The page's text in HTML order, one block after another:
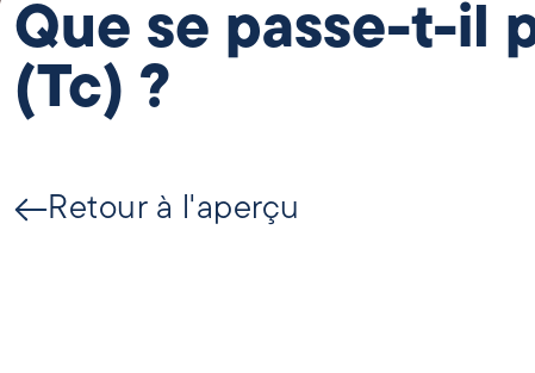
Que se passe-t-il
(Tc) ?
Retour à l'aperçu